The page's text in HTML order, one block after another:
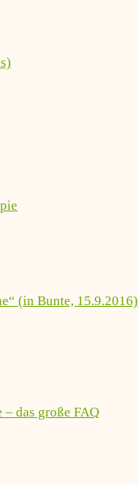
(in Bunte, 15.9.2016)
das große FAQ